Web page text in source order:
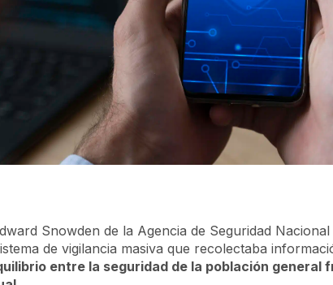
Snowden de la Agencia de Seguridad
de vigilancia masiva que recolectaba
entre la seguridad de la población general